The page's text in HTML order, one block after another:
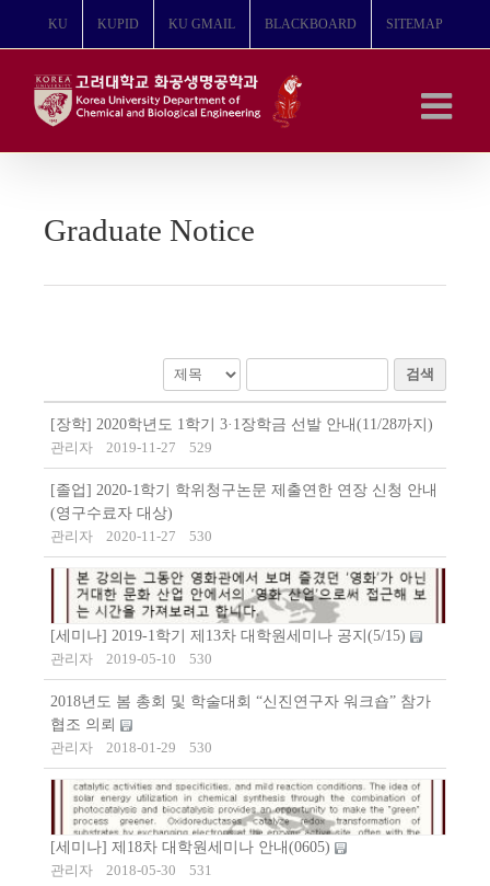
뛰
KU KUPID KU GMAIL BLACKBOARD SITEMAP
Graduate Notice
검색
[장학] 2020학년도 1학기 3·1장학금 선발 안내(11/28까지)
관리자
2019-11-27 529
[졸업] 2020-1학기 학위청구논문 제출연한 연장 신청 안내
(영구수료자 대상)
관리자
2020-11-27 530
[세미나] 2019-1학기 제13차 대학원세미나 공지(5/15)
관리자
2019-05-10 530
2018년도 봄 총회 및 학술대회 “신진연구자 워크숍” 참가
협조 의뢰
관리자
2018-01-29 530
[세미나] 제18차 대학원세미나 안내(0605)
관리자
2018-05-30 531